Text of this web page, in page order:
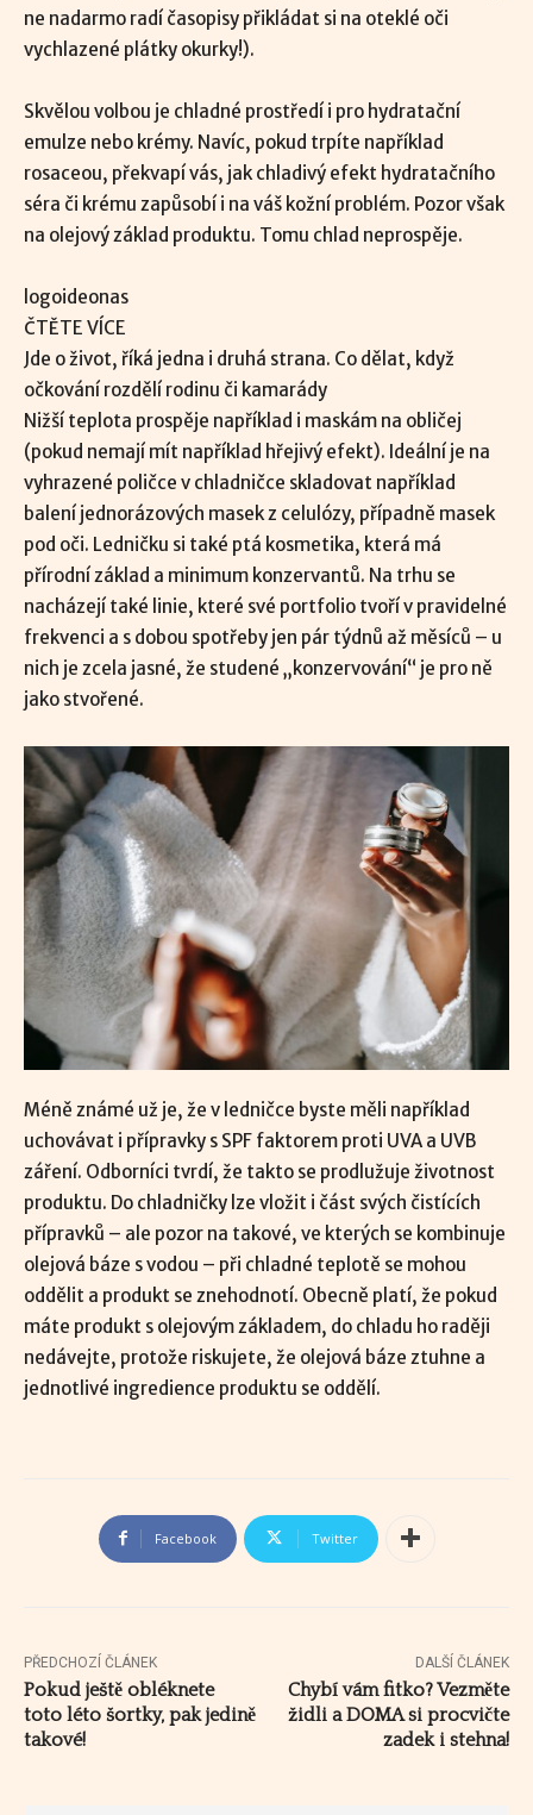
ne nadarmo radí časopisy přikládat si na oteklé oči
vychlazené plátky okurky!).
Skvělou volbou je chladné prostředí i pro hydratační
emulze nebo krémy. Navíc, pokud trpíte například
rosaceou, překvapí vás, jak chladivý efekt hydratačního
séra či krému zapůsobí i na váš kožní problém. Pozor však
na olejový základ produktu. Tomu chlad neprospěje.
logoideonas
ČTĚTE VÍCE
Jde o život, říká jedna i druhá strana. Co dělat, když
očkování rozdělí rodinu či kamarády
Nižší teplota prospěje například i maskám na obličej
(pokud nemají mít například hřejivý efekt). Ideální je na
vyhrazené poličce v chladničce skladovat například
balení jednorázových masek z celulózy, případně masek
pod oči. Ledničku si také ptá kosmetika, která má
přírodní základ a minimum konzervantů. Na trhu se
nacházejí také linie, které své portfolio tvoří v pravidelné
frekvenci a s dobou spotřeby jen pár týdnů až měsíců – u
nich je zcela jasné, že studené „konzervování“ je pro ně
jako stvořené.
Méně známé už je, že v ledničce byste měli například
uchovávat i přípravky s SPF faktorem proti UVA a UVB
záření. Odborníci tvrdí, že takto se prodlužuje životnost
produktu. Do chladničky lze vložit i část svých čistících
přípravků – ale pozor na takové, ve kterých se kombinuje
olejová báze s vodou – při chladné teplotě se mohou
oddělit a produkt se znehodnotí. Obecně platí, že pokud
máte produkt s olejovým základem, do chladu ho raději
nedávejte, protože riskujete, že olejová báze ztuhne a
jednotlivé ingredience produktu se oddělí.
Facebook Twitter
PŘEDCHOZÍ ČLÁNEK
Pokud ještě obléknete
toto léto šortky, pak jedině
takové!
DALŠÍ ČLÁNEK
Chybí vám fitko? Vezměte
židli a DOMA si procvičte
zadek i stehna!